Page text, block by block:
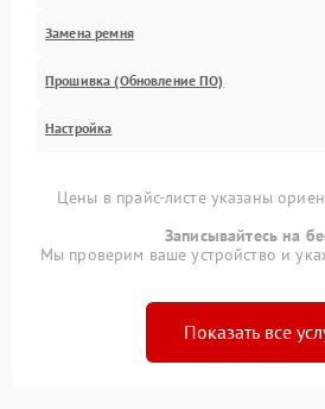
Замена ремня
Прошивка (Обновление ПО)
Настройка
Цены в прайс-листе указаны
Записывайтесь на
Мы проверим ваше устройство и
Показать все